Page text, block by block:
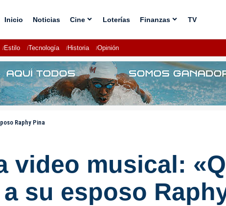
Inicio Noticias Cine Loterías Finanzas TV
Estilo Tecnología Historia Opinión
Raphy Pina
video musical:
su esposo